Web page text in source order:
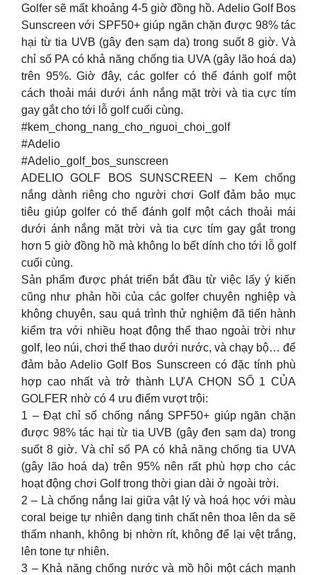
Golfer sẽ mất khoảng 4-5 giờ đồng hồ. Adelio Golf Bos
Sunscreen với SPF50+ giúp ngăn chặn được 98% tác
hại từ tia UVB (gây đen sạm da) trong suốt 8 giờ. Và
chỉ số PA có khả năng chống tia UVA (gây lão hoá da)
trên 95%. Giờ đây, các golfer có thể đánh golf một
cách thoải mái dưới ánh nắng mặt trời và tia cực tím
gay gắt cho tới lỗ golf cuối cùng.
#kem_chong_nang_cho_nguoi_choi_golf
#Adelio
#Adelio_golf_bos_sunscreen
ADELIO GOLF BOS SUNSCREEN – Kem chống
nắng dành riêng cho người chơi Golf đảm bảo mục
tiêu giúp golfer có thể đánh golf một cách thoải mái
dưới ánh nắng mặt trời và tia cực tím gay gắt trong
hơn 5 giờ đồng hồ mà không lo bết dính cho tới lỗ golf
cuối cùng.
Sản phẩm được phát triển bắt đầu từ việc lấy ý kiến
cũng như phản hồi của các golfer chuyên nghiệp và
không chuyên, sau quá trình thử nghiệm đã tiến hành
kiểm tra với nhiều hoạt động thể thao ngoài trời như
golf, leo núi, chơi thể thao dưới nước, và chạy bộ… để
đảm bảo Adelio Golf Bos Sunscreen có đặc tính phù
hợp cao nhất và trở thành LỰA CHỌN SỐ 1 CỦA
GOLFER nhờ có 4 ưu điểm vượt trội:
1 – Đạt chỉ số chống nắng SPF50+ giúp ngăn chặn
được 98% tác hại từ tia UVB (gây đen sạm da) trong
suốt 8 giờ. Và chỉ số PA có khả năng chống tia UVA
(gây lão hoá da) trên 95% nên rất phù hợp cho các
hoạt động chơi Golf trong thời gian dài ở ngoài trời.
2 – Là chống nắng lai giữa vật lý và hoá học với màu
coral beige tự nhiên dạng tinh chất nên thoa lên da sẽ
thấm nhanh, không bị nhờn rít, không để lại vệt trắng,
lên tone tự nhiên.
3 – Khả năng chống nước và mồ hôi một cách mạnh